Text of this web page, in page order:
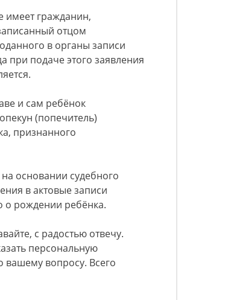
имеет гражданин,
отцом
в органы записи
при подаче этого заявления
и сам ребёнок
(попечитель)
признанного
на основании судебного
в актовые записи
о рождении ребёнка.
с радостью отвечу.
персональную
вашему вопросу. Всего